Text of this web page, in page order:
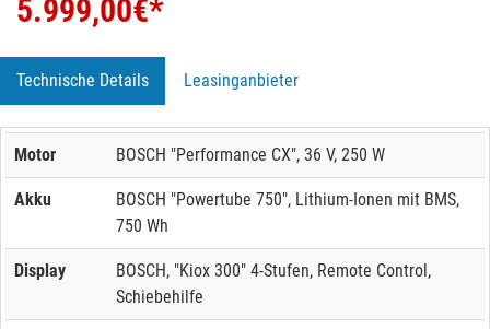
5.999,00€*
Technische Details Leasinganbieter
Motor BOSCH "Performance CX", 36 V, 250 W
Akku
BOSCH "Powertube 750", Lithium-Ionen mit BMS,
750 Wh
Display
BOSCH, "Kiox 300" 4-Stufen, Remote Control,
Schiebehilfe